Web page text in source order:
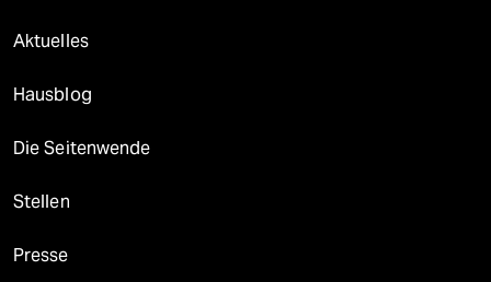
Aktuelles
Hausblog
Die Seitenwende
Stellen
Presse